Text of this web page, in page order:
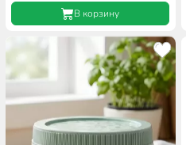
В корзину